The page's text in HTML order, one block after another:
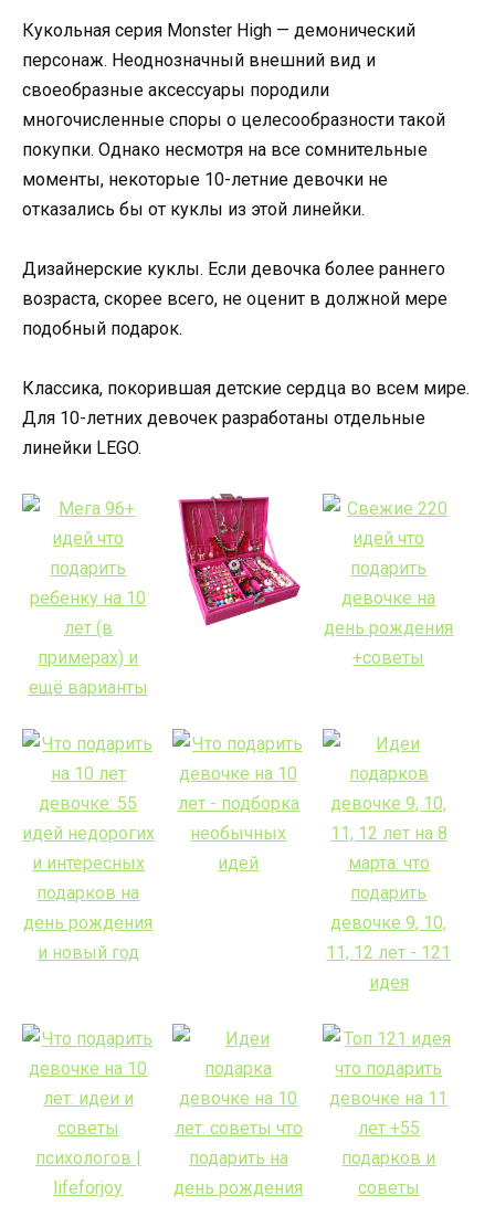
Кукольная серия Monster High — демонический
персонаж. Неоднозначный внешний вид и
своеобразные аксессуары породили
многочисленные споры о целесообразности такой
покупки. Однако несмотря на все сомнительные
моменты, некоторые 10-летние девочки не
отказались бы от куклы из этой линейки.
Дизайнерские куклы. Если девочка более раннего
возраста, скорее всего, не оценит в должной мере
подобный подарок.
Классика, покорившая детские сердца во всем мире.
Для 10-летних девочек разработаны отдельные
линейки LEGO.